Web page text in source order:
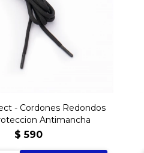
- Cordones Redondos
Antimancha
$ 590